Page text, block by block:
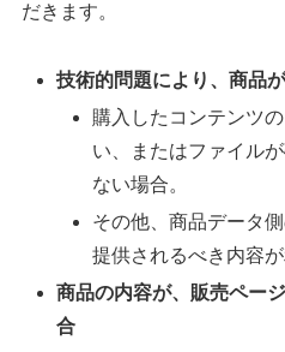
だきます。
技術的問題により、商品
購入したコンテンツ
い、またはファイル
ない場合。
その他、商品データ
提供されるべき内容
商品の内容が、販売ペー
合